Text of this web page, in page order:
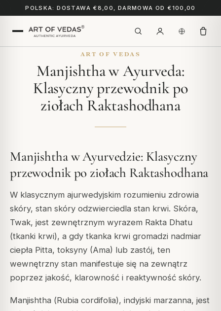
POLSKA: DOSTAWA €8,00, DARMOWA OD €100,00
ART OF VEDAS
Manjishtha w Ayurveda:
Klasyczny przewodnik po
ziołach Raktashodhana
Manjishtha w Ayurvedzie: Klasyczny
przewodnik po ziołach Raktashodhana
W klasycznym ajurwedyjskim rozumieniu zdrowia
skóry, stan skóry odzwierciedla stan krwi. Skóra,
Twak, jest zewnętrznym wyrazem Rakta Dhatu
(tkanki krwi), a gdy tkanka krwi gromadzi nadmiar
ciepła Pitta, toksyny (Ama) lub zastój, ten
wewnętrzny stan manifestuje się na zewnątrz
poprzez jakość, klarowność i reaktywność skóry.
Manjishtha (Rubia cordifolia), indyjski marzanna, jest